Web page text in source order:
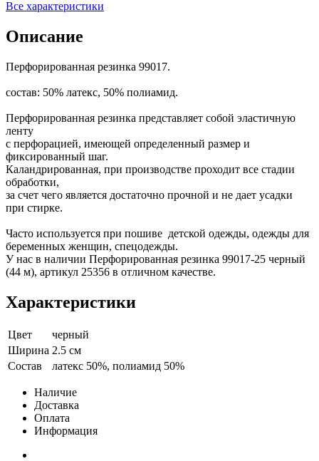
Все характеристики
Описание
Перфорированная резинка 99017.
состав: 50% латекс, 50% полиамид.
Перфорированная резинка представляет собой эластичную
ленту
с перфорацией, имеющей определенный размер и
фиксированный шаг.
Каландрированная, при производстве проходит все стадии
обработки,
за счет чего является достаточно прочной и не дает усадки
при стирке.
Часто используется при пошиве детской одежды, одежды для
беременных женщин, спецодежды.
У нас в наличии Перфорированная резинка 99017-25 черный
(44 м), артикул 25356 в отличном качестве.
Характеристики
Цвет
черный
Ширина 2.5 см
Состав
латекс 50%, полиамид 50%
Наличие
Доставка
Оплата
Информация